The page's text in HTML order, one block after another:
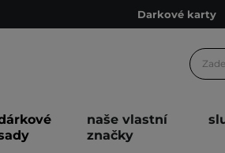
Darkové karty
Doporučovací
Darkové karty
naše vlastní
značky